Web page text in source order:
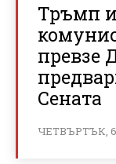
Тръмп
превзе
Сената
ЧЕТВЪРТЪК, 6